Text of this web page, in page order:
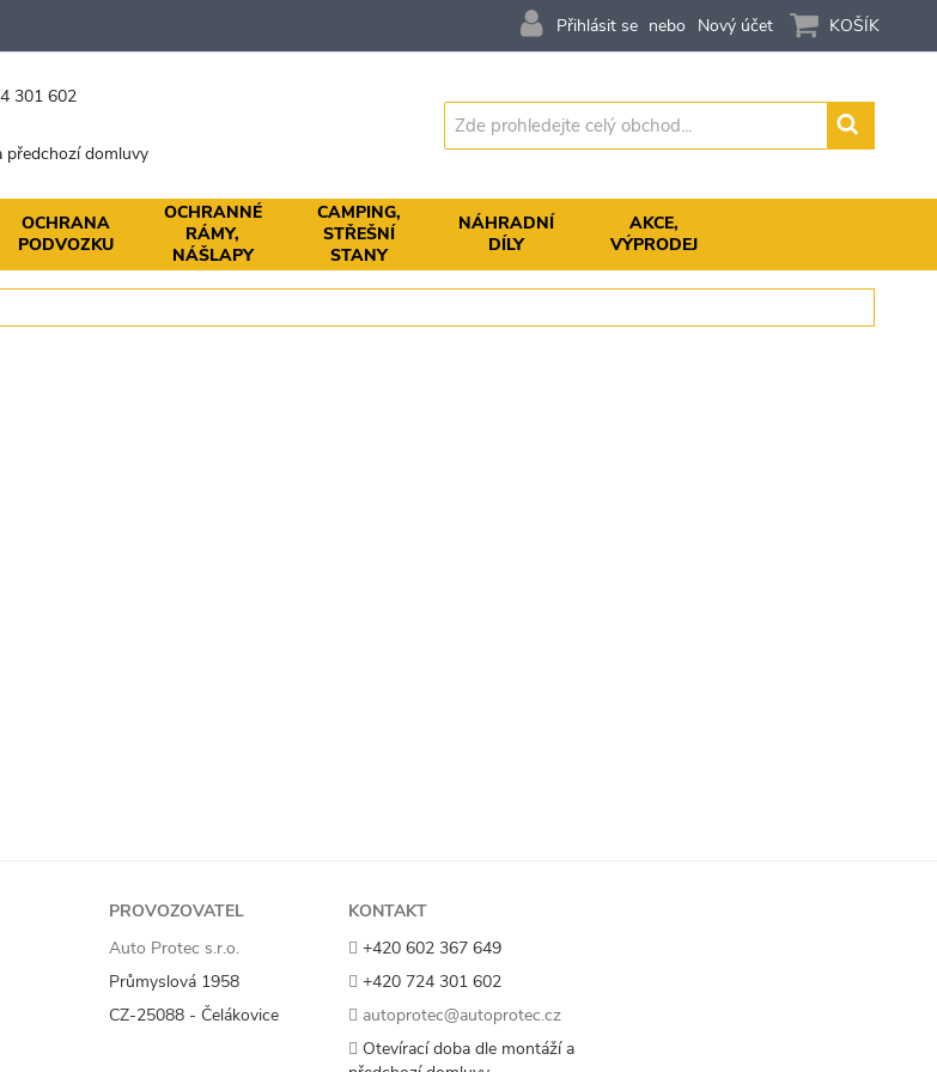
KOŠÍK
Přihlásit se Nový účet
301 602
předchozí domluvy
Vyhledávání
OCHRANA
PODVOZKU
OCHRANNÉ
RÁMY,
NÁŠLAPY
CAMPING,
STŘEŠNÍ
STANY
NÁHRADNÍ
DÍLY
AKCE,
VÝPRODEJ
PROVOZOVATEL
Auto Protec s.r.o.
Průmyslová 1958
CZ-25088 - Čelákovice
KONTAKT
+420 602 367 649
+420 724 301 602
autoprotec@autoprotec.cz
Otevírací doba dle montáží a